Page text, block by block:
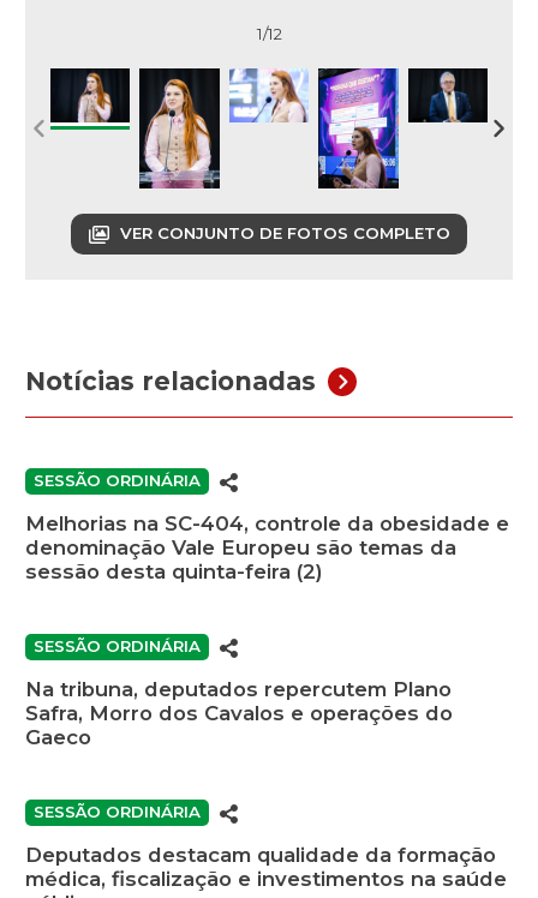
1/12
VER CONJUNTO DE FOTOS COMPLETO
Notícias relacionadas
SESSÃO ORDINÁRIA
Melhorias na SC-404, controle da obesidade e
denominação Vale Europeu são temas da
sessão desta quinta-feira (2)
SESSÃO ORDINÁRIA
Na tribuna, deputados repercutem Plano
Safra, Morro dos Cavalos e operações do
Gaeco
SESSÃO ORDINÁRIA
Deputados destacam qualidade da formação
médica, fiscalização e investimentos na saúde